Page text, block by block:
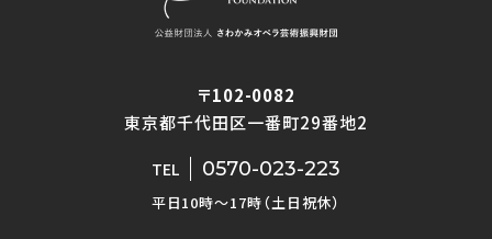
〒102-0082
東京都千代田区一番町29番地2
TEL 0570-023-223
平日10時〜17時（土日祝休）